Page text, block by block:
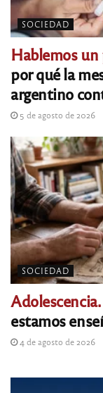
SOCIEDAD
Hablemos un
por qué la
argentino
5 de agosto de 2026
SOCIEDAD
Adolescencia.
estamos
4 de agosto de 2026